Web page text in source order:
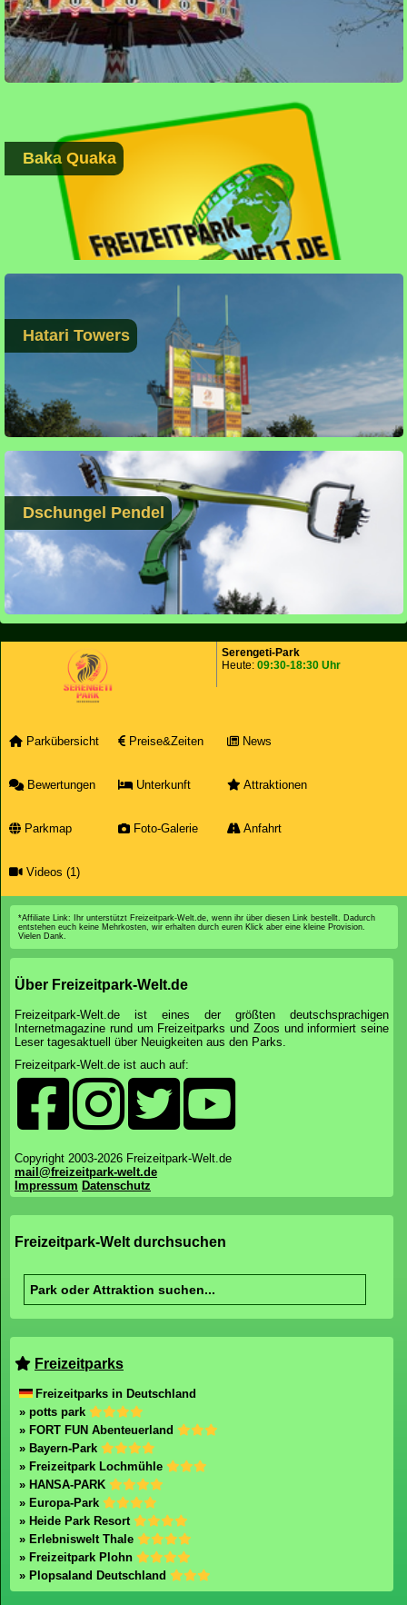
Baka Quaka
Hatari Towers
Dschungel Pendel
Serengeti-Park
Heute: 09:30-18:30 Uhr
Parkübersicht Preise&Zeiten News
Bewertungen Unterkunft Attraktionen
Parkmap Foto-Galerie Anfahrt
Videos (1)
*Affiliate Link: Ihr unterstützt Freizeitpark-Welt.de, wenn ihr über diesen Link bestellt. Dadurch
entstehen euch keine Mehrkosten, wir erhalten durch euren Klick aber eine kleine Provision.
Vielen Dank.
Über Freizeitpark-Welt.de
Freizeitpark-Welt.de ist eines der größten deutschsprachigen
Internetmagazine rund um Freizeitparks und Zoos und informiert seine
Leser tagesaktuell über Neuigkeiten aus den Parks.
Freizeitpark-Welt.de ist auch auf:
Copyright 2003-2026 Freizeitpark-Welt.de
mail@freizeitpark-welt.de
Impressum Datenschutz
Freizeitpark-Welt durchsuchen
Freizeitparks
Freizeitparks in Deutschland
» potts park
» FORT FUN Abenteuerland
» Bayern-Park
» Freizeitpark Lochmühle
» HANSA-PARK
» Europa-Park
» Heide Park Resort
» Erlebniswelt Thale
» Freizeitpark Plohn
» Plopsaland Deutschland